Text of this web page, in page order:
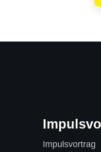
Impulsvortrag